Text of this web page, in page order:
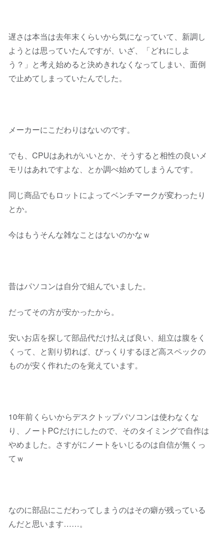
遅さは本当は去年末くらいから気になっていて、新調し
ようとは思っていたんですが、いざ、「どれにしよ
う？」と考え始めると決めきれなくなってしまい、面倒
で止めてしまっていたんでした。
メーカーにこだわりはないのです。
でも、CPUはあれがいいとか、そうすると相性の良いメ
モリはあれですよな、とか調べ始めてしまうんです。
同じ商品でもロットによってベンチマークが変わったり
とか。
今はもうそんな雑なことはないのかなｗ
昔はパソコンは自分で組んでいました。
だってその方が安かったから。
安いお店を探して部品代だけ払えば良い、組立は腹をく
くって、と割り切れば、びっくりするほど高スペックの
ものが安く作れたのを覚えています。
10年前くらいからデスクトップパソコンは使わなくな
り、ノートPCだけにしたので、そのタイミングで自作は
やめました。さすがにノートをいじるのは自信が無くっ
てｗ
なのに部品にこだわってしまうのはその癖が残っている
んだと思います……。